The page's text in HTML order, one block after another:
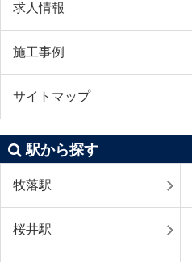
求人情報
施工事例
サイトマップ
駅から探す
牧落駅
桜井駅